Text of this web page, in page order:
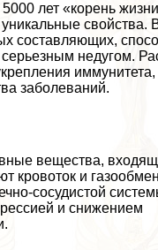
лет «корень
свойства.
составляющих,
недугом.
заболеваний.
вещества,
кровоток и
сосудистой
и снижением